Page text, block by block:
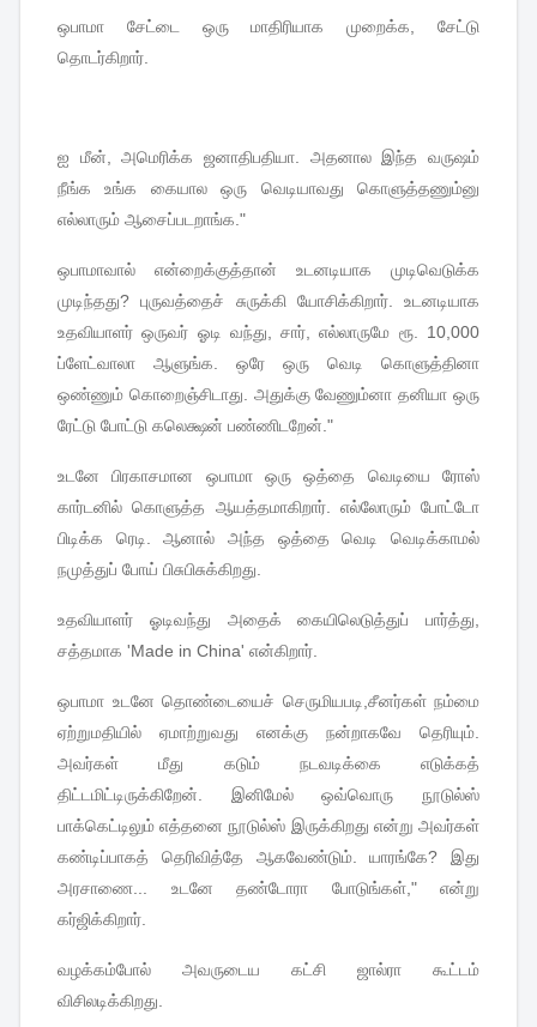
ஒபாமா சேட்டை ஒரு மாதிரியாக முறைக்க ,சேட்டு
தொடர்கிறார்
ஐ மீன் ,அமெரிக்க ஜனாதிபதியா அதனால இந்த
வருஷம்
நீங்க
உங்க கையால ஒரு வெடியாவது
கொளுத்தணும்னு
எல்லாரும் ஆசைப்படறாங்க ."
ஒபாமாவால் என்றைக்குத்தான் உடனடியாக
முடிவெடுக்க
முடிந்தது?புருவத்தைச் சுருக்கி யோசிக்கிறார். உடனடியாக
உதவியாளர் ஒருவர் ஓடி வந்து ,சார் ,எல்லாருமே ரூ. 10,000
ப்ளேட்வாலா
ஆளுங்க ஒரே ஒரு வெடி
கொளுத்தினா
ஒண்ணும் கொறைஞ்சிடாது அதுக்கு வேணும்னா தனியா ஒரு
ரேட்டு போட்டு கலெக்ஷன் பண்ணிடறேன் ."
உடனே பிரகாசமான ஒபாமா ஒரு ஒத்தை வெடியை
ரோஸ்
கார்டனில் கொளுத்த ஆயத்தமாகிறார். எல்லோரும் போட்டோ
பிடிக்க
ரெடி .ஆனால் அந்த ஒத்தை வெடி
வெடிக்காமல்
நமுத்துப் போய் பிசுபிசுக்கிறது
உதவியாளர் ஓடிவந்து அதைக் கையிலெடுத்துப் பார்த்து
சத்தமாக 'Made in China' என்கிறார்
ஒபாமா உடனே தொண்டையைச் செருமியபடி சீனர்கள் நம்மை
ஏற்றுமதியில்
ஏமாற்றுவது எனக்கு நன்றாகவே தெரியும்
அவர்கள்
மீது கடும் நடவடிக்கை
எடுக்கத்
திட்டமிட்டிருக்கிறேன்
இனிமேல் ஒவ்வொரு
நூடுல்ஸ்
பாக்கெட்டிலும் எத்தனை நூடுல்ஸ் இருக்கிறது என்று அவர்கள்
கண்டிப்பாகத்
தெரிவித்தே ஆகவேண்டும்.யாரங்கே? இது
அரசாணை
உடனே தண்டோரா போடுங்கள்," என்று
கர்ஜிக்கிறார்
வழக்கம்போல் அவருடைய கட்சி ஜால்ரா
கூட்டம்
விசிலடிக்கிறது